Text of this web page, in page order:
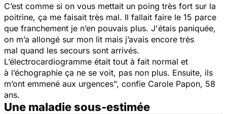
C’est comme si on vous mettait un poing très fort sur la
poitrine, ça me faisait très mal. Il fallait faire le 15 parce
que franchement je n’en pouvais plus. J'étais paniquée,
on m’a allongé sur mon lit mais j’avais encore très
mal quand les secours sont arrivés.
L’électrocardiogramme était tout à fait normal et
à l’échographie ça ne se voit, pas non plus. Ensuite, ils
m’ont emmené aux urgences", confie Carole Papon, 58
ans.
Une maladie sous-estimée